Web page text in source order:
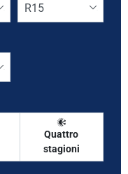
Quattro
stagioni